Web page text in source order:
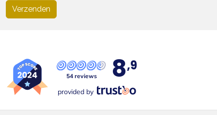
54 reviews 8,9
provided by